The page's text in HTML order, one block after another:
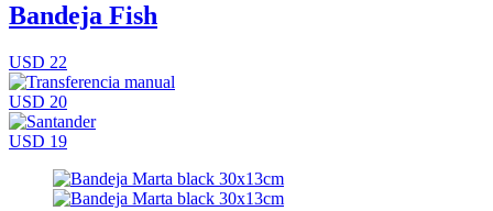
Bandeja Fish
USD 22
USD 20
USD 19